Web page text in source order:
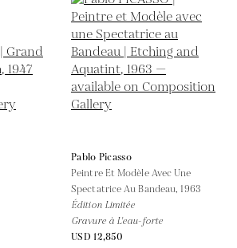
Pablo Picasso
Peintre Et Modèle Avec Une
Spectatrice Au Bandeau,1963
Édition Limitée
Gravure à L'eau-forte
USD 12,850